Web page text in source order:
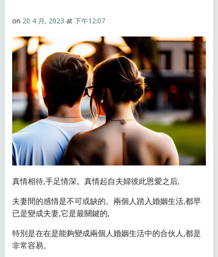
on 20 4 月, 2023 at 下午12:07
真情相待,手足情深。真情起自夫婦彼此恩愛之后,
夫妻間的感情是不可或缺的。兩個人踏入婚姻生活,都早
已是變成夫妻,它是最關鍵的,
特別是在在是能夠變成兩個人婚姻生活中的合伙人,都是
非常容易。